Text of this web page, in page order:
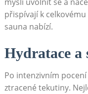
přispívají⁢ k
sauna nabízí.
Hydratace ‌a
Po ‌intenzivním
ztracené tekutiny.